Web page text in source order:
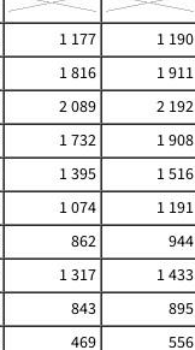
1 177 1 190
1 816 1 911
2 089 2 192
1 732 1 908
1 395 1 516
1 074 1 191
862 944
1 317 1 433
843 895
469 556